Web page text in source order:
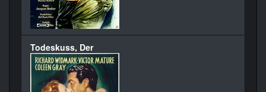
Todeskuss, Der